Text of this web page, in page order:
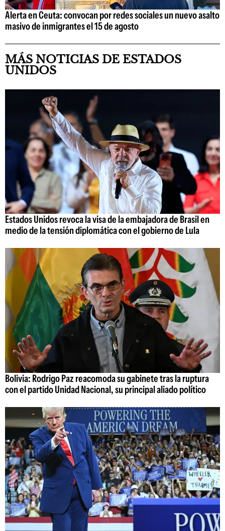
Alerta en Ceuta: convocan por redes sociales un nuevo asalto
masivo de inmigrantes el 15 de agosto
MÁS NOTICIAS DE ESTADOS
UNIDOS
Estados Unidos revoca la visa de la embajadora de Brasil en
medio de la tensión diplomática con el gobierno de Lula
Bolivia: Rodrigo Paz reacomoda su gabinete tras la ruptura
con el partido Unidad Nacional, su principal aliado político